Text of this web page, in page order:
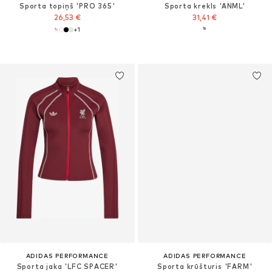
Sporta topiņš 'PRO 365'
26,53 €
+1
Sporta krekls 'ANML'
31,41 €
ADIDAS PERFORMANCE
Sporta jaka 'LFC SPACER'
ADIDAS PERFORMANCE
Sporta krūšturis 'FARM'